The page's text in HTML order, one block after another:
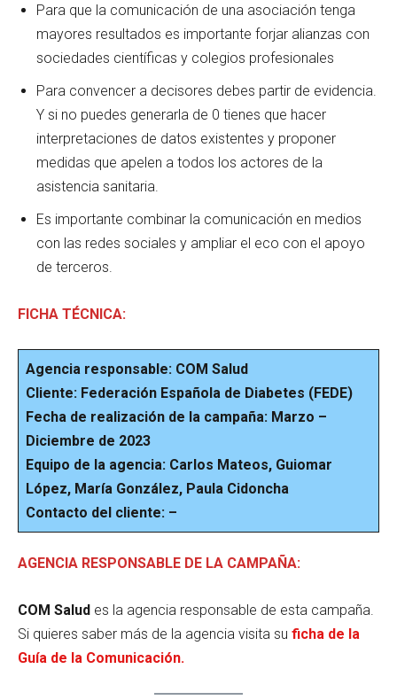
Para que la comunicación de una asociación tenga
mayores resultados es importante forjar alianzas con
sociedades científicas y colegios profesionales
Para convencer a decisores debes partir de evidencia.
Y si no puedes generarla de 0 tienes que hacer
interpretaciones de datos existentes y proponer
medidas que apelen a todos los actores de la
asistencia sanitaria.
Es importante combinar la comunicación en medios
con las redes sociales y ampliar el eco con el apoyo
de terceros.
FICHA TÉCNICA:
Agencia responsable: COM Salud
Cliente: Federación Española de Diabetes (FEDE)
Fecha de realización de la campaña: Marzo –
Diciembre de 2023
Equipo de la agencia: Carlos Mateos, Guiomar
López, María González, Paula Cidoncha
Contacto del cliente: –
AGENCIA RESPONSABLE DE LA CAMPAÑA:
COM Salud es la agencia responsable de esta campaña.
Si quieres saber más de la agencia visita su ficha de la
Guía de la Comunicación.